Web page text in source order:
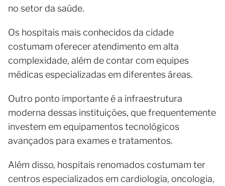
no setor da saúde.
Os hospitais mais conhecidos da cidade
costumam oferecer atendimento em alta
complexidade, além de contar com equipes
médicas especializadas em diferentes áreas.
Outro ponto importante é a infraestrutura
moderna dessas instituições, que frequentemente
investem em equipamentos tecnológicos
avançados para exames e tratamentos.
Além disso, hospitais renomados costumam ter
centros especializados em cardiologia, oncologia,